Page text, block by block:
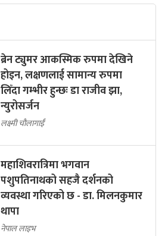
ब्रेन ट्युमर आकस्मिक रुपमा देखिने
होइन, लक्षणलाई सामान्य रुपमा
लिँदा गम्भीर हुन्छः डा राजीव झा,
न्युरोसर्जन
लक्ष्मी चौलागाईं
महाशिवरात्रिमा भगवान
पशुपतिनाथको सहजै दर्शनको
व्यवस्था गरिएको छ - डा. मिलनकुमार
थापा
नेपाल लाइभ